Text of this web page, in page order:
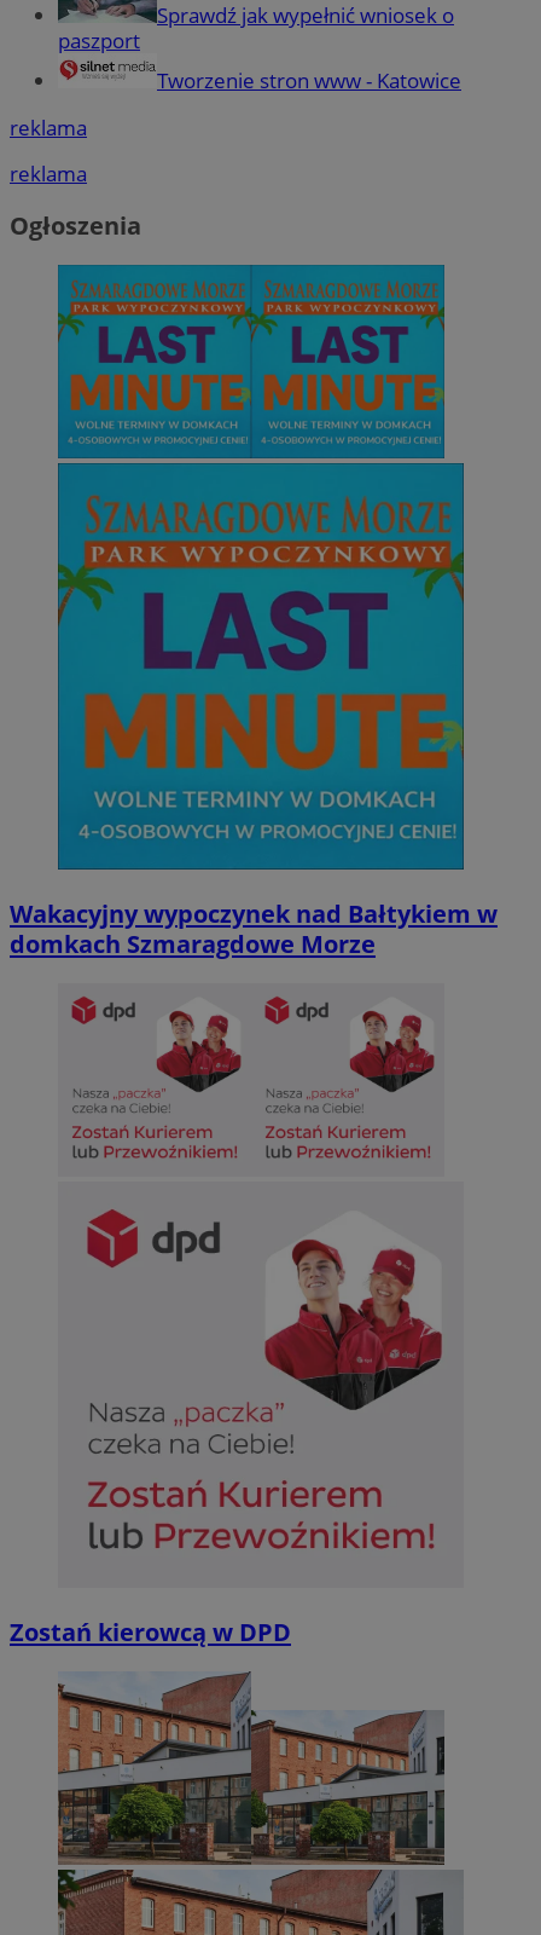
Sprawdź jak wypełnić wniosek o
paszport
Tworzenie stron www - Katowice
reklama
reklama
Ogłoszenia
Wakacyjny wypoczynek nad Bałtykiem w
domkach Szmaragdowe Morze
Zostań kierowcą w DPD